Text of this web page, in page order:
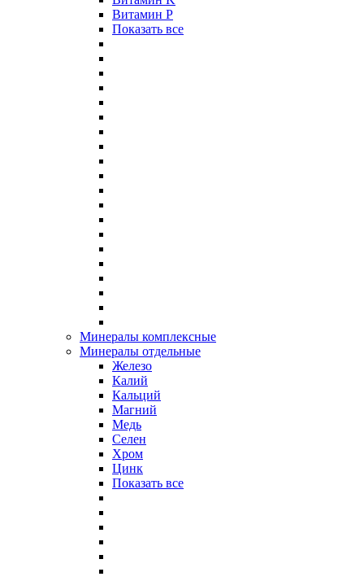
Витамин P
Показать все
Минералы комплексные
Минералы отдельные
Железо
Калий
Кальций
Магний
Медь
Селен
Хром
Цинк
Показать все